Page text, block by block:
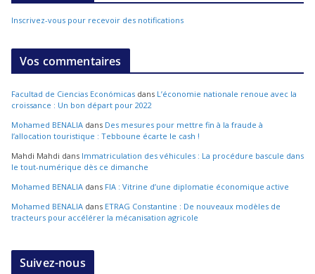
Inscrivez-vous pour recevoir des notifications
Vos commentaires
Facultad de Ciencias Económicas dans L’économie nationale renoue avec la
croissance : Un bon départ pour 2022
Mohamed BENALIA dans Des mesures pour mettre fin à la fraude à
l’allocation touristique : Tebboune écarte le cash !
Mahdi Mahdi dans Immatriculation des véhicules : La procédure bascule dans
le tout-numérique dès ce dimanche
Mohamed BENALIA dans FIA : Vitrine d’une diplomatie économique active
Mohamed BENALIA dans ETRAG Constantine : De nouveaux modèles de
tracteurs pour accélérer la mécanisation agricole
Suivez-nous